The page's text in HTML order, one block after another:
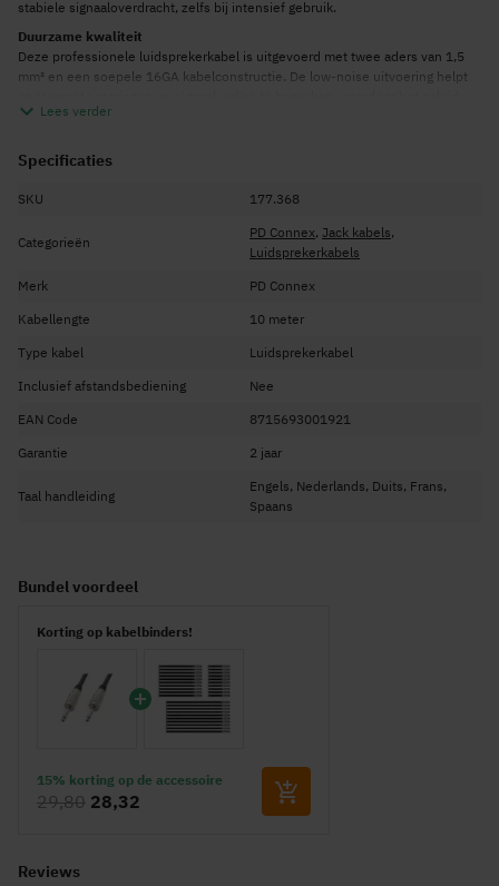
stabiele signaaloverdracht, zelfs bij intensief gebruik.
Duurzame kwaliteit
Deze professionele luidsprekerkabel is uitgevoerd met twee aders van 1,5
mm² en een soepele 16GA kabelconstructie. De low-noise uitvoering helpt
helder en betrouwbaar blijft. Voor extra gebruiksgemak wordt de kabel
Lees verder
Specificaties
SKU 177.368
Categorieën
PD Connex, Jack kabels,
Luidsprekerkabels
Merk
PD Connex
Kabellengte
10 meter
Type kabel
Luidsprekerkabel
Inclusief afstandsbediening
Nee
EAN Code
8715693001921
Garantie
2 jaar
Taal handleiding
Engels, Nederlands, Duits, Frans,
Spaans
Bundel voordeel
Korting op kabelbinders!
15% korting op de accessoire
29,80 28,32
Reviews